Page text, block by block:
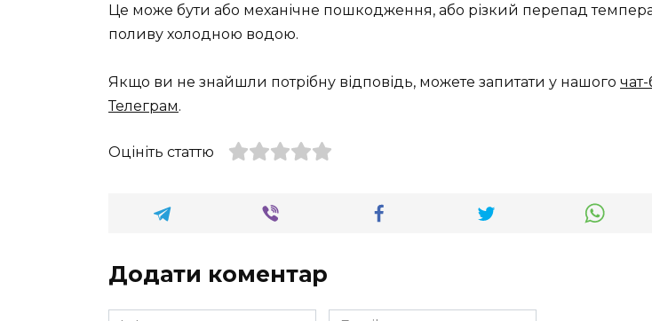
Це може бути або механічне пошкодження, або різкий перепад
поливу холодною водою.
Якщо ви не знайшли потрібну відповідь, можете запитати у нашого чат-
Телеграм.
Оцініть статтю
Додати коментар